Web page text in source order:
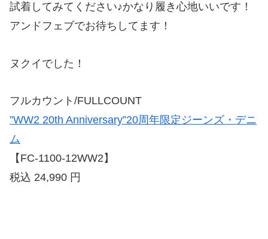
試着してみてください♪かなり履き心地いいです！
アンドフェブでお待ちしてます！
ヌクイでした！
フルカウント/FULLCOUNT
”WW2 20th Anniversary”20周年限定ジーンズ・デニ
ム
【FC-1100-12WW2】
税込 24,990 円